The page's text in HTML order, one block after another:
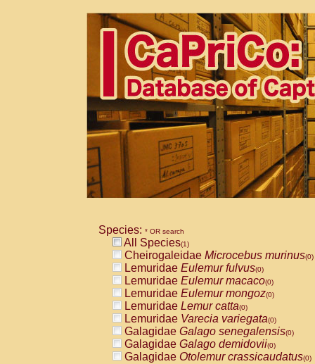
Species: * OR search
All Species(1)
Cheirogaleidae Microcebus murinus(0)
Lemuridae Eulemur fulvus(0)
Lemuridae Eulemur macaco(0)
Lemuridae Eulemur mongoz(0)
Lemuridae Lemur catta(0)
Lemuridae Varecia variegata(0)
Galagidae Galago senegalensis(0)
Galagidae Galago demidovii(0)
Galagidae Otolemur crassicaudatus(0)